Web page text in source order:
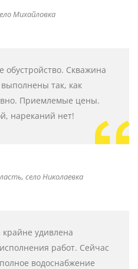
Михайловка
обустройство. Скважина
так, как
Приемлемые цены.
нареканий нет!
село Николаевка
удивлена
работ. Сейчас
водоснабжение